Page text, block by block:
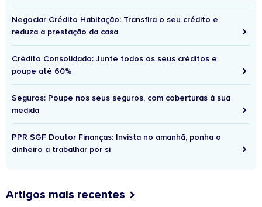
Negociar Crédito Habitação: Transfira o seu crédito e
reduza a prestação da casa
Crédito Consolidado: Junte todos os seus créditos e
poupe até 60%
Seguros: Poupe nos seus seguros, com coberturas à sua
medida
PPR SGF Doutor Finanças: Invista no amanhã, ponha o
dinheiro a trabalhar por si
Artigos mais recentes